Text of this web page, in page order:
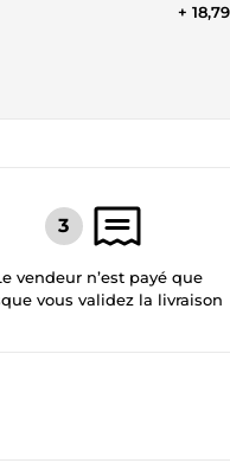
+
vendeur n’est payé que
vous validez la livraison